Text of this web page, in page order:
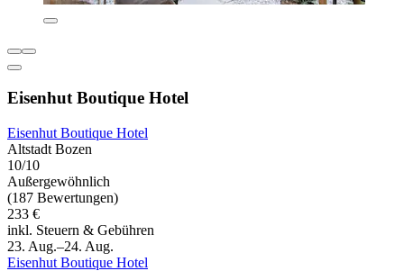
Eisenhut Boutique Hotel
Eisenhut Boutique Hotel
Altstadt Bozen
10/10
Außergewöhnlich
(187 Bewertungen)
233 €
inkl. Steuern & Gebühren
23. Aug.–24. Aug.
Eisenhut Boutique Hotel